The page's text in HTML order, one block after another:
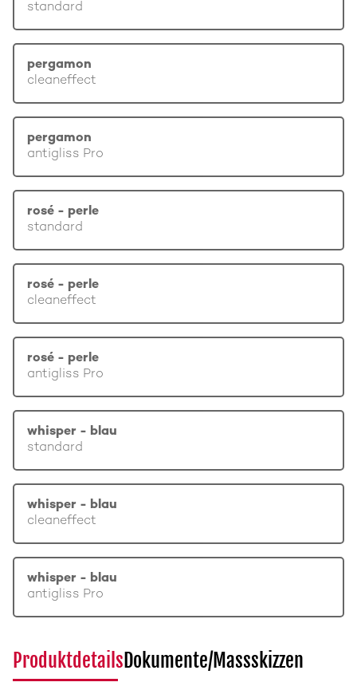
standard
pergamon
cleaneffect
pergamon
antigliss Pro
rosé - perle
standard
rosé - perle
cleaneffect
rosé - perle
antigliss Pro
whisper - blau
standard
whisper - blau
cleaneffect
whisper - blau
antigliss Pro
ProduktdetailsDokumente/Massskizzen